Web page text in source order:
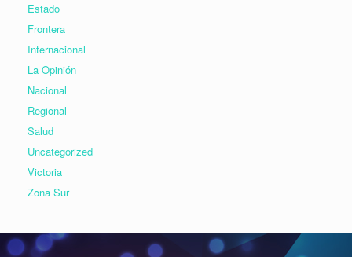
Estado
Frontera
Internacional
La Opinión
Nacional
Regional
Salud
Uncategorized
Victoria
Zona Sur